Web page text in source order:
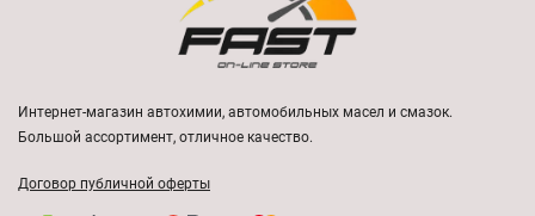
Интернет-магазин автохимии, автомобильных масел и смазок.
Большой ассортимент, отличное качество.
Договор публичной оферты